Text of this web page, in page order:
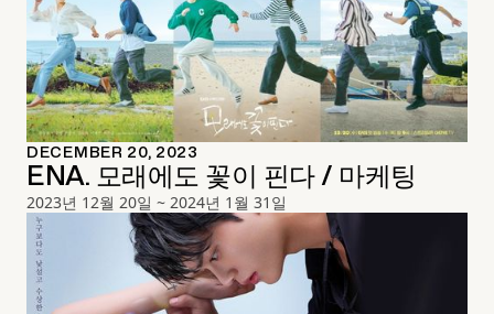
DECEMBER 20, 2023
ENA. 모래에도 꽃이 핀다 / 마케팅
2023년 12월 20일 ~ 2024년 1월 31일